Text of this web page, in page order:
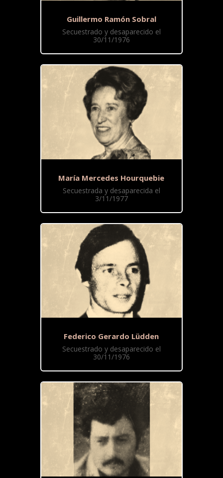
Guillermo Ramón Sobral
Secuestrado y desaparecido el
30/11/1976
María Mercedes Hourquebie
Secuestrada y desaparecida el
3/11/1977
Federico Gerardo Lüdden
Secuestrado y desaparecido el
30/11/1976